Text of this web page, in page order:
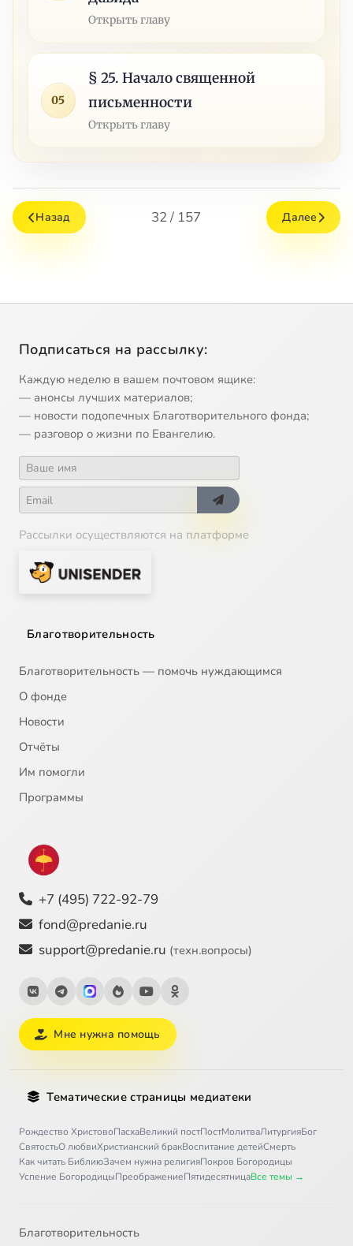
Открыть главу
05
§ 25. Начало священной
письменности
Открыть главу
Назад 32 / 157 Далее
Подписаться на рассылку:
Каждую неделю в вашем почтовом ящике:
— анонсы лучших материалов;
— новости подопечных Благотворительного фонда;
— разговор о жизни по Евангелию.
Рассылки осуществляются на платформе
Благотворительность
Благотворительность — помочь нуждающимся
О фонде
Новости
Отчёты
Им помогли
Программы
+7 (495) 722-92-79
fond@predanie.ru
support@predanie.ru (техн.вопросы)
Мне нужна помощь
Тематические страницы медиатеки
Рождество ХристовоПасхаВеликий постПостМолитваЛитургияБог
СвятостьО любвиХристианский бракВоспитание детейСмерть
Как читать БиблиюЗачем нужна религияПокров Богородицы
Успение БогородицыПреображениеПятидесятницаВсе темы →
Благотворительность